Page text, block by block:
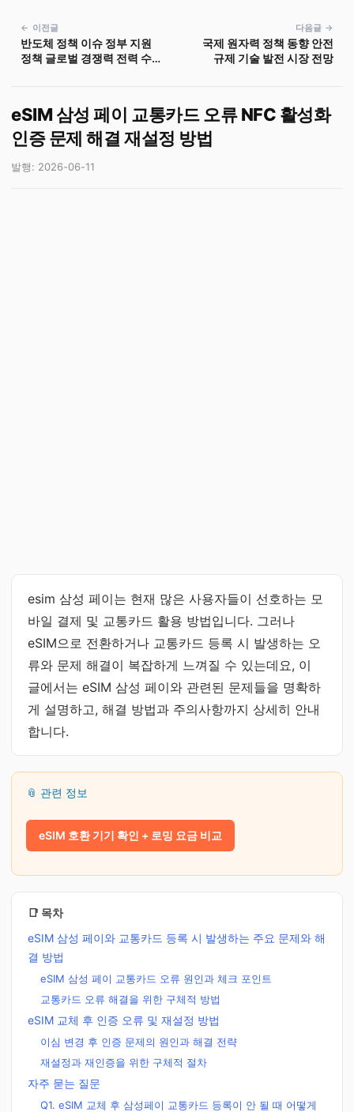
← 이전글
반도체 정책 이슈 정부 지원
정책 글로벌 경쟁력 전력 수
다음글 →
국제 원자력 정책 동향 안전
규제 기술 발전 시장 전망
eSIM 삼성 페이 교통카드 오류 NFC 활성화
인증 문제 해결 재설정 방법
발행: 2026-06-11
esim 삼성 페이는 현재 많은 사용자들이 선호하는 모
바일 결제 및 교통카드 활용 방법입니다. 그러나
eSIM으로 전환하거나 교통카드 등록 시 발생하는 오
류와 문제 해결이 복잡하게 느껴질 수 있는데요, 이
글에서는 eSIM 삼성 페이와 관련된 문제들을 명확하
게 설명하고, 해결 방법과 주의사항까지 상세히 안내
합니다.
📎 관련 정보
eSIM 호환 기기 확인 + 로밍 요금 비교
📑 목차
eSIM 삼성 페이와 교통카드 등록 시 발생하는 주요 문제와 해
결 방법
eSIM 삼성 페이 교통카드 오류 원인과 체크 포인트
교통카드 오류 해결을 위한 구체적 방법
eSIM 교체 후 인증 오류 및 재설정 방법
이심 변경 후 인증 문제의 원인과 해결 전략
재설정과 재인증을 위한 구체적 절차
자주 묻는 질문
Q1. eSIM 교체 후 삼성페이 교통카드 등록이 안 될 때 어떻게